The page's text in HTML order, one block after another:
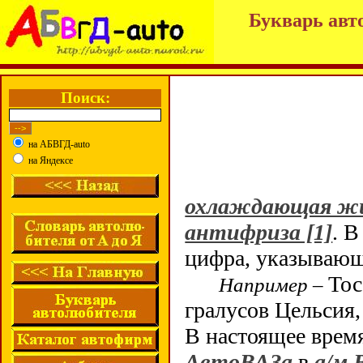
Букварь
Поиск:
на АБВГД-auto
на Яндексе
охлаждающая
антифриза [1]. В
цифра,
Например –
гралусов
В настоящее